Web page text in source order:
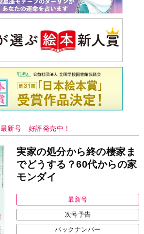
最新号 好評発売中！
実家の処分から終の棲家ま
でどうする？60代からの家
モンダイ
最新号
次号予告
バックナンバー